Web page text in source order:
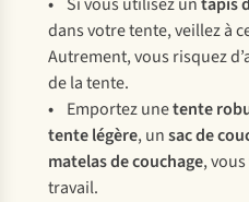
dans votre tente, veillez à
Autrement, vous risquez
de la tente.
• Emportez unetente
tente légère, unsac de
matelas de couchage,
travail.